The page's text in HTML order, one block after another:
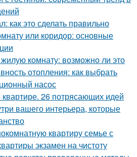
как это сделать правильно
или коридор: основные
комнату: возможно ли это
отопления: как выбрать
насос
26 потрясающих идей
вашего интерьера, которые
квартиру семье с
экзамен на чистоту